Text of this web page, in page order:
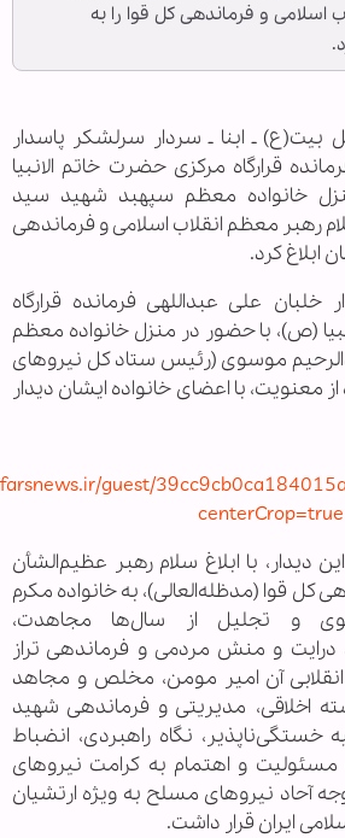
اسلامی و فرماندهی کل قوا را به
بیت(ع) ـ ابنا ـ سردار سرلشکر پاسدار
قرارگاه مرکزی حضرت خاتم الانبیا
خانواده معظم سپهبد شهید سید
رهبر معظم انقلاب اسلامی و فرماندهی
ابلاغ کرد.
علی عبداللهی فرمانده قرارگاه
(ص)، با حضور در منزل خانواده معظم
موسوی (رئیس ستاد کل نیروهای
معنویت، با اعضای خانواده ایشان دیدار
دیدار، با ابلاغ سلام رهبر عظیم‌الشأن
کل قوا (مدظله‌العالی)، به خانواده مکرم
و تجلیل از سال‌ها مجاهدت،
درایت و منش مردمی و فرماندهی تراز
آن امیر مومن، مخلص و مجاهد
اخلاقی، مدیریتی و فرماندهی شهید
نگاه راهبردی، انضباط
مسئولیت و اهتمام به کرامت نیروهای
آحاد نیروهای مسلح به ویژه ارتشیان
ایران قرار داشت.